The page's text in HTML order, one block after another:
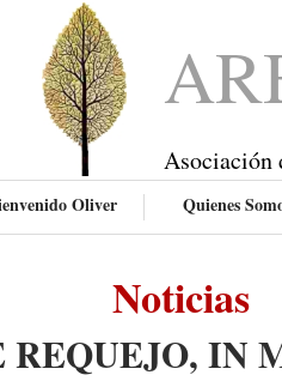
Asociación
Oliver Quienes
Noticias
REQUEJO, IN